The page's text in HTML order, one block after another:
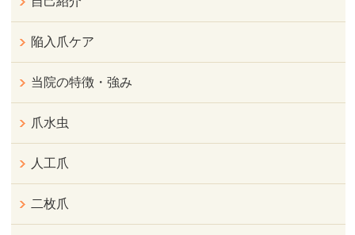
陥入爪ケア
当院の特徴・強み
爪水虫
人工爪
二枚爪